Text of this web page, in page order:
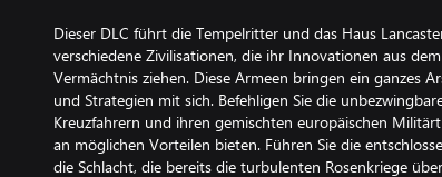
Dieser DLC führt die Tempelritter und das Haus
verschiedene Zivilisationen, die ihr Innovationen aus
Vermächtnis ziehen. Diese Armeen bringen ein ganzes
und Strategien mit sich. Befehligen Sie die
Kreuzfahrern und ihren gemischten europäischen
an möglichen Vorteilen bieten. Führen Sie die
die Schlacht, die bereits die turbulenten Rosenkriege